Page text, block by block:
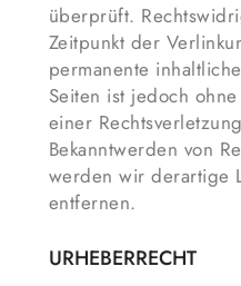
überprüft.
Zeitpunkt der
permanente
Seiten ist jedoch
einer
Bekanntwerden von
werden wir derartige
entfernen.
URHEBERRECHT